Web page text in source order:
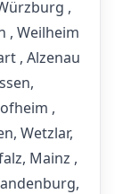
,
, Weilheim
, Alzenau
,
Wetzlar,
Mainz ,